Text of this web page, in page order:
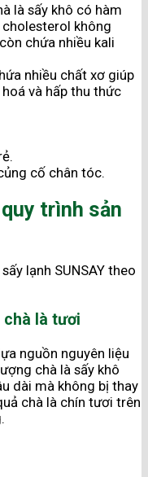
là sấy khô có hàm
không
chứa nhiều kali
nhiều chất xơ giúp
và hấp thu thức
cố chân tóc.
trình sản
lạnh SUNSAY theo
chà là tươi
nguồn nguyên liệu
chà là sấy khô
dài mà không bị thay
chà là chín tươi trên